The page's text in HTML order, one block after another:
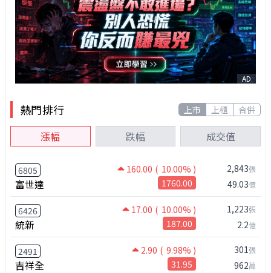
AD
熱門排行 上市 上櫃 合併
漲幅 跌幅 成交值
6805 160.00 ( 10.00% )
富世達 1760.00
2,843張
49.03億
6426 17.00 ( 10.00% )
統新 187.00
1,223張
2.2億
2491 2.90 ( 9.98% )
吉祥全 31.95
301張
962萬